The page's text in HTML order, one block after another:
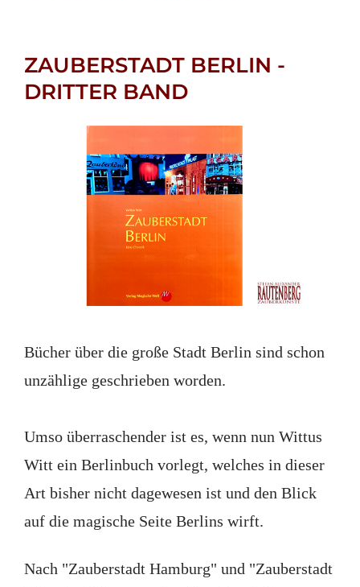
ZAUBERSTADT BERLIN -
DRITTER BAND
Bücher über die große Stadt Berlin sind schon
unzählige geschrieben worden.
Umso überraschender ist es, wenn nun Wittus
Witt ein Berlinbuch vorlegt, welches in dieser
Art bisher nicht dagewesen ist und den Blick
auf die magische Seite Berlins wirft.
Nach "Zauberstadt Hamburg" und "Zauberstadt